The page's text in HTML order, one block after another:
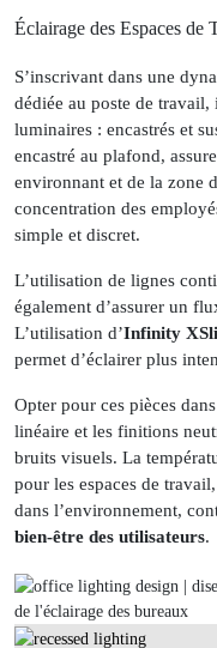
Éclairage des Espaces de
S’inscrivant dans une
dédiée au poste de travail,
luminaires : encastrés et
encastré au plafond,
environnant et de la zone
concentration des
simple et discret.
L’utilisation de lignes
également d’assurer un
L’utilisation d’Infinity
permet d’éclairer plus
Opter pour ces pièces
linéaire et les finitions
bruits visuels. La
pour les espaces de
dans l’environnement,
bien-être des utilisateurs.